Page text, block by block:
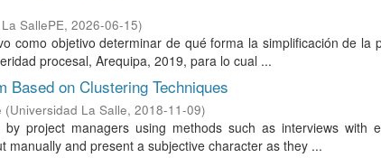
SallePE, 2026-06-15)
como objetivo determinar de qué forma la simplificación de la
procesal, Arequipa, 2019, para lo cual ...
on Clustering Techniques
(Universidad La Salle, 2018-11-09)
project managers using methods such as interviews with
manually and present a subjective character as they ...